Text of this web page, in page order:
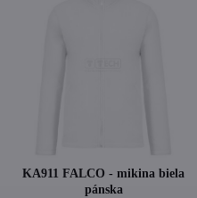
KA911 FALCO - mikina biela
pánska